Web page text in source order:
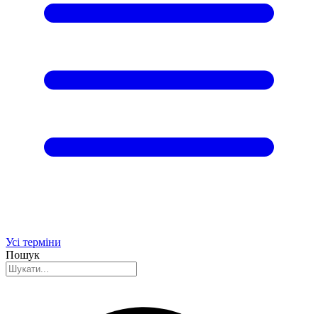
Усі терміни
Пошук